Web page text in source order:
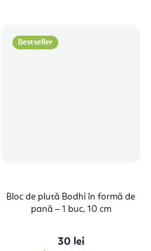
Bestseller
Bloc de plută Bodhi în formă de
pană – 1 buc, 10 cm
30 lei